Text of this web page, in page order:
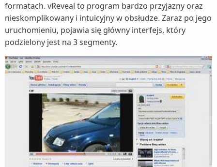
formatach. vReveal to program bardzo przyjazny oraz
nieskomplikowany i intuicyjny w obsłudze. Zaraz po jego
uruchomieniu, pojawia się główny interfejs, który
podzielony jest na 3 segmenty.